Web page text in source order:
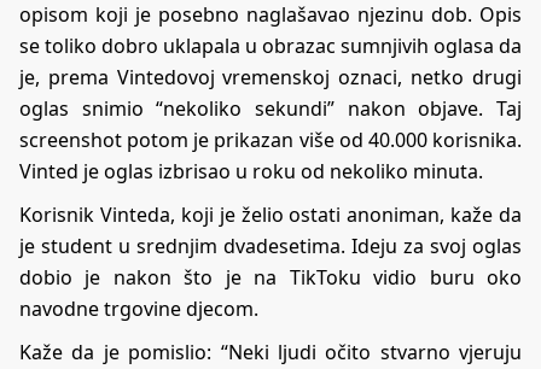
opisom koji je posebno naglašavao njezinu dob. Opis
se toliko dobro uklapala u obrazac sumnjivih oglasa da
je, prema Vintedovoj vremenskoj oznaci, netko drugi
oglas snimio “nekoliko sekundi” nakon objave. Taj
screenshot potom je prikazan više od 40.000 korisnika.
Vinted je oglas izbrisao u roku od nekoliko minuta.
Korisnik Vinteda, koji je želio ostati anoniman, kaže da
je student u srednjim dvadesetima. Ideju za svoj oglas
dobio je nakon što je na TikToku vidio buru oko
navodne trgovine djecom.
Kaže da je pomislio: “Neki ljudi očito stvarno vjeruju